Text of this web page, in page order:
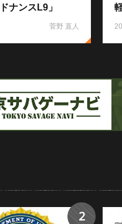
ナンスL9」
菅野 直人
2